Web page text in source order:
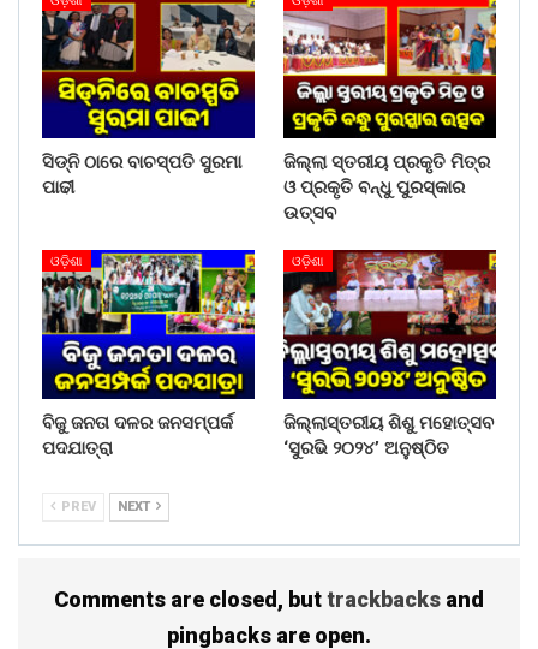
ଅଧିକାରୀ ଓ କର୍ମଚାରୀ ପ୍ରମୁଖ ଉପସ୍ଥିତ ରହି କାର୍ଯ୍ୟକ୍ରମକୁ
ପରିଚାଳନା କରିଥିଲେ।
Share on:
WhatsApp
ସିଡ୍‌ନି ଠାରେ ବାଚସ୍ପତି ସୁରମା
ପାଢୀ
ଜିଲ୍ଲା ସ୍ତରୀୟ ପ୍ରକୃତି ମିତ୍ର
ଓ ପ୍ରକୃତି ବନ୍ଧୁ ପୁରସ୍କାର
ଉତ୍ସବ
ଓଡ଼ିଶା
ବିଜୁ ଜନତା ଦଳର ଜନସମ୍ପର୍କ
ପଦଯାତ୍ରା
ଓଡ଼ିଶା
ଜିଲ୍ଲାସ୍ତରୀୟ ଶିଶୁ ମହୋତ୍ସବ
‘ସୁରଭି ୨୦୨୪’ ଅନୁଷ୍ଠିତ
PREV NEXT
Comments are closed, buttrackbacks and
pingbacks are open.